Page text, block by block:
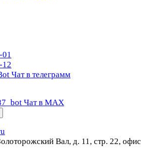
12
Чат в телеграмм
Чат в МАХ
Вал, д. 11, стр. 22, офис